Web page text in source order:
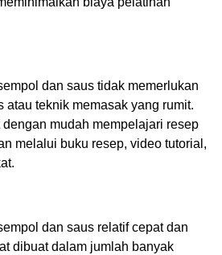
dan saus tidak memerlukan
atau teknik memasak yang rumit.
mudah mempelajari resep
melalui buku resep, video tutorial,
dan saus relatif cepat dan
dibuat dalam jumlah banyak